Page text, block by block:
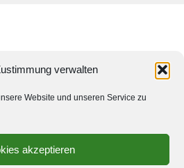
verwalten
Website und unseren Service zu
akzeptieren